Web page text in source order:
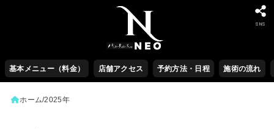
基本メニュー（料金） 店舗アクセス 予約方法・日程 施術の流れ
SNS
ホーム 2025年